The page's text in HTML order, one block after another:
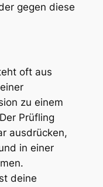
gegen diese
oft aus
zu einem
Prüfling
ausdrücken,
in einer
deine